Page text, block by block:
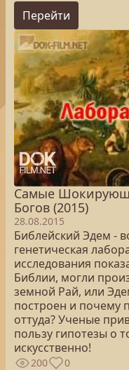
Перейти
Самые
Богов (2015)
28.08.2015
Библейский Эдем -
генетическая
исследования
Библии, могли
земной Рай, или
построен и почему
оттуда? Ученые
пользу гипотезы о
искусственно!
200 0